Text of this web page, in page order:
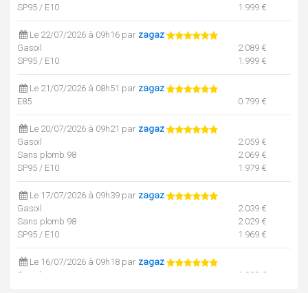
SP95 / E10
1.999 €
Le 22/07/2026 à 09h16 par zagaz
Gasoil
2.089 €
SP95 / E10
1.999 €
Le 21/07/2026 à 08h51 par zagaz
E85
0.799 €
Le 20/07/2026 à 09h21 par zagaz
Gasoil
2.059 €
Sans plomb 98
2.069 €
SP95 / E10
1.979 €
Le 17/07/2026 à 09h39 par zagaz
Gasoil
2.039 €
Sans plomb 98
2.029 €
SP95 / E10
1.969 €
Le 16/07/2026 à 09h18 par zagaz
Gasoil
1.999 €